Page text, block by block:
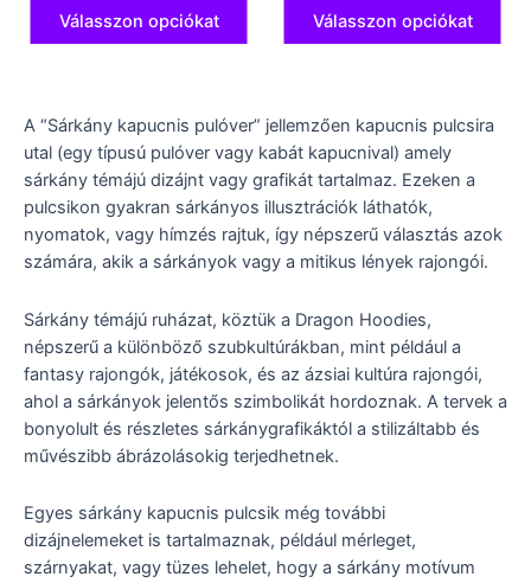
Válasszon opciókat Válasszon opciókat
A “Sárkány kapucnis pulóver” jellemzően kapucnis pulcsira
utal (egy típusú pulóver vagy kabát kapucnival) amely
sárkány témájú dizájnt vagy grafikát tartalmaz. Ezeken a
pulcsikon gyakran sárkányos illusztrációk láthatók,
nyomatok, vagy hímzés rajtuk, így népszerű választás azok
számára, akik a sárkányok vagy a mitikus lények rajongói.
Sárkány témájú ruházat, köztük a Dragon Hoodies,
népszerű a különböző szubkultúrákban, mint például a
fantasy rajongók, játékosok, és az ázsiai kultúra rajongói,
ahol a sárkányok jelentős szimbolikát hordoznak. A tervek a
bonyolult és részletes sárkánygrafikáktól a stilizáltabb és
művészibb ábrázolásokig terjedhetnek.
Egyes sárkány kapucnis pulcsik még további
dizájnelemeket is tartalmaznak, például mérleget,
szárnyakat, vagy tüzes lehelet, hogy a sárkány motívum